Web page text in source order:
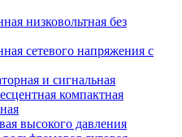
низковольтная без
сетевого напряжения с
и сигнальная
компактная
высокого давления